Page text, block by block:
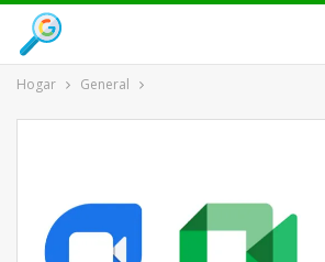
Hogar General